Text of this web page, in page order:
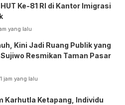
Ke-81 RI di Kantor Imigrasi
yang lalu
Kini Jadi Ruang Publik yang
Resmikan Taman Pasar
jam yang lalu
Karhutla Ketapang, Individu